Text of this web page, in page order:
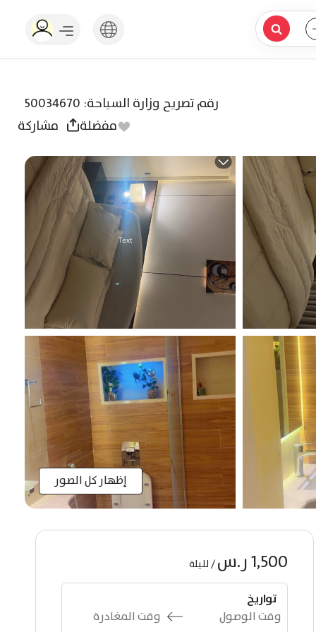
رقم تصريح وزارة السياحة:
50034670
مفضلة مشاركة
إظهار كل الصور
1,500 ر.س /لليلة
تواريخ